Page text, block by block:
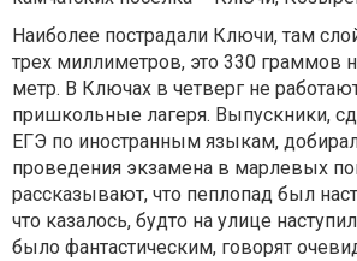
Наиболее пострадали Ключи, там
трех миллиметров, это 330 граммов
метр. В Ключах в четверг не
пришкольные лагеря. Выпускники,
ЕГЭ по иностранным языкам,
проведения экзамена в марлевых
рассказывают, что пеплопад был
что казалось, будто на улице
было фантастическим, говорят